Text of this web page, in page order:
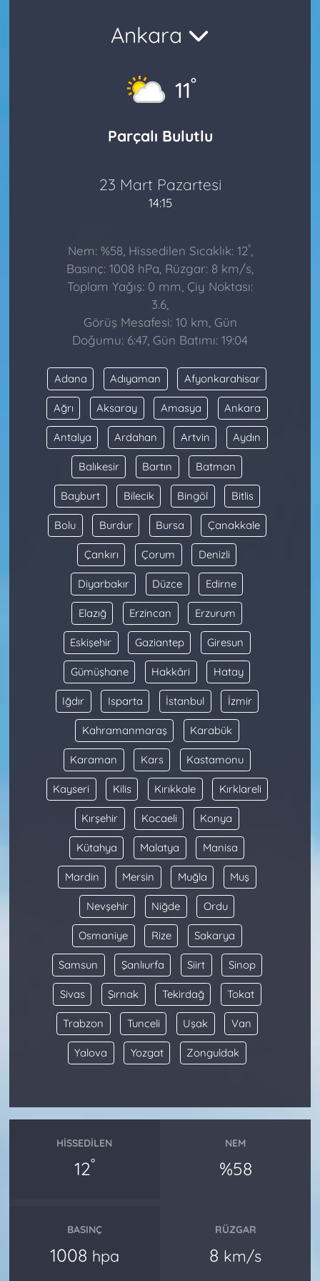
Ankara
11°
Parçalı Bulutlu
23 Mart Pazartesi
14:15
Nem: %58, Hissedilen Sıcaklık: 12°,
Basınç: 1008 hPa, Rüzgar: 8 km/s,
Toplam Yağış: 0 mm, Çiy Noktası:
3.6,
Görüş Mesafesi: 10 km, Gün
Doğumu: 6:47, Gün Batımı: 19:04
Adana Adıyaman Afyonkarahisar
Ağrı Aksaray Amasya Ankara
Antalya Ardahan Artvin Aydın
Balıkesir Bartın Batman
Bayburt Bilecik Bingöl Bitlis
Bolu Burdur Bursa Çanakkale
Çankırı Çorum Denizli
Diyarbakır Düzce Edirne
Elazığ Erzincan Erzurum
Eskişehir Gaziantep Giresun
Gümüşhane Hakkâri Hatay
Iğdır Isparta İstanbul İzmir
Kahramanmaraş Karabük
Karaman Kars Kastamonu
Kayseri Kilis Kırıkkale Kırklareli
Kırşehir Kocaeli Konya
Kütahya Malatya Manisa
Mardin Mersin Muğla Muş
Nevşehir Niğde Ordu
Osmaniye Rize Sakarya
Samsun Şanlıurfa Siirt Sinop
Sivas Şırnak Tekirdağ Tokat
Trabzon Tunceli Uşak Van
Yalova Yozgat Zonguldak
HISSEDILEN
12°
NEM
%58
BASINÇ
1008 hpa
RÜZGAR
8 km/s